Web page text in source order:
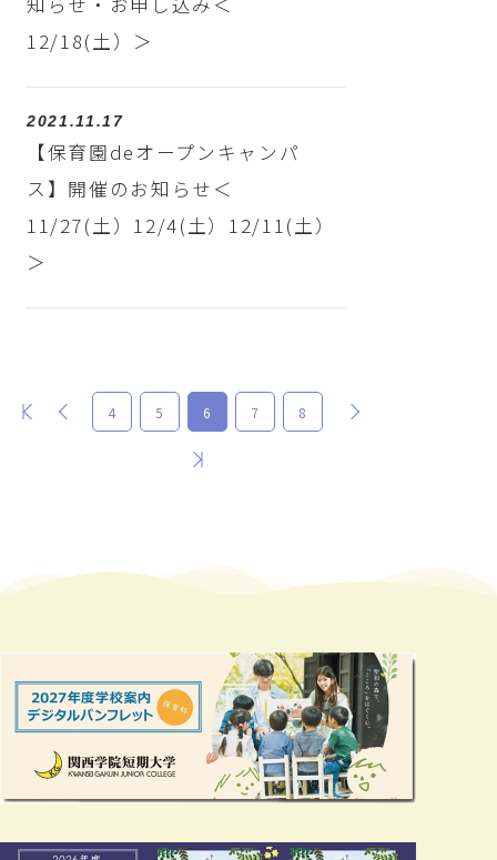
12/18(土）＞
2021.11.17
【保育園deオープンキャンパ
ス】開催のお知らせ＜
11/27(土）12/4(土）12/11(土）
＞
最初 前 4 5 6 7 8
最後